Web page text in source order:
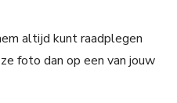
altijd kunt raadplegen
foto dan op een van jouw